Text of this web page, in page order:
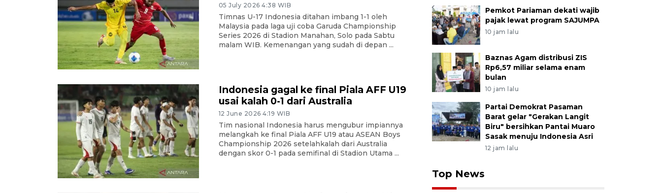
05 July 2026 4:38 WIB
Timnas U-17 Indonesia ditahan imbang 1-1 oleh
Malaysia pada laga uji coba Garuda Championship
Series 2026 di Stadion Manahan, Solo pada Sabtu
malam WIB. Kemenangan yang sudah di depan ...
Indonesia gagal ke final Piala AFF U19
usai kalah 0-1 dari Australia
12 June 2026 4:19 WIB
Tim nasional Indonesia harus mengubur impiannya
melangkah ke final Piala AFF U19 atau ASEAN Boys
Championship 2026 setelahkalah dari Australia
dengan skor 0-1 pada semifinal di Stadion Utama ...
Pemkot Pariaman dekati wajib
pajak lewat program SAJUMPA
10 jam lalu
Baznas Agam distribusi ZIS
Rp6,57 miliar selama enam
bulan
10 jam lalu
Partai Demokrat Pasaman
Barat gelar "Gerakan Langit
Biru" bersihkan Pantai Muaro
Sasak menuju Indonesia Asri
12 jam lalu
Top News